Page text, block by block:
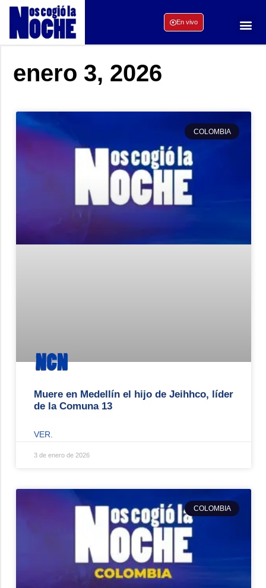
En vivo
enero 3, 2026
COLOMBIA
Muere en Medellín el hijo de Jeihhco, líder
de la Comuna 13
VER.
3 de enero de 2026
COLOMBIA